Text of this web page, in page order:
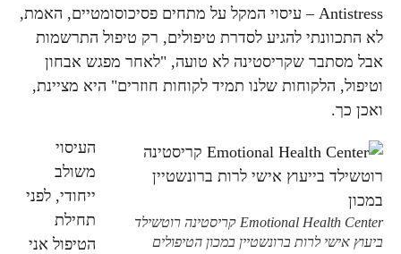
Antistress – עיסוי המקל על מתחים פסיכוסומטיים, האמת,
לא התכוונתי להגיע לסדרת טיפולים, רק טיפול התרשמות
אבל מסתבר שקריסטינה לא טועה, "לאחר מפגש אבחון
וטיפול, הלקוחות שלנו תמיד לקוחות חוזרים" היא מציינת,
ואכן כך.
Emotional Health Center קריסטינה רוטשילד
ביעוץ אישי לרות ברונשטיין במכון הטיפולים
העיסוי
משולב
ייחודי, לפני
תחילת
הטיפול אני